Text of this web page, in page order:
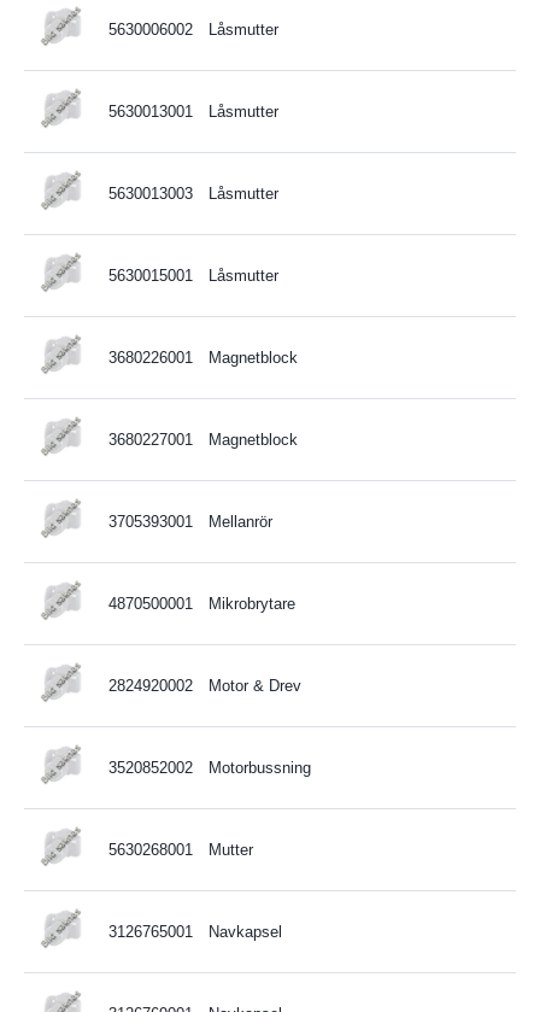
5630006002 Låsmutter
5630013001 Låsmutter
5630013003 Låsmutter
5630015001 Låsmutter
3680226001 Magnetblock
3680227001 Magnetblock
3705393001 Mellanrör
4870500001 Mikrobrytare
2824920002 Motor & Drev
3520852002 Motorbussning
5630268001 Mutter
3126765001 Navkapsel